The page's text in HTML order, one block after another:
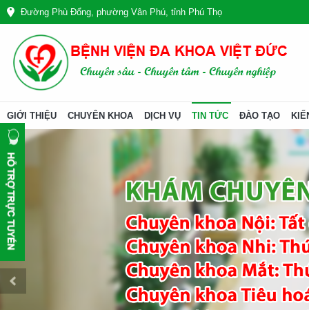
Đường Phù Đổng, phường Vân Phú, tỉnh Phú Thọ
GIỚI THIỆU CHUYÊN KHOA DỊCH VỤ TIN TỨC ĐÀO TẠO